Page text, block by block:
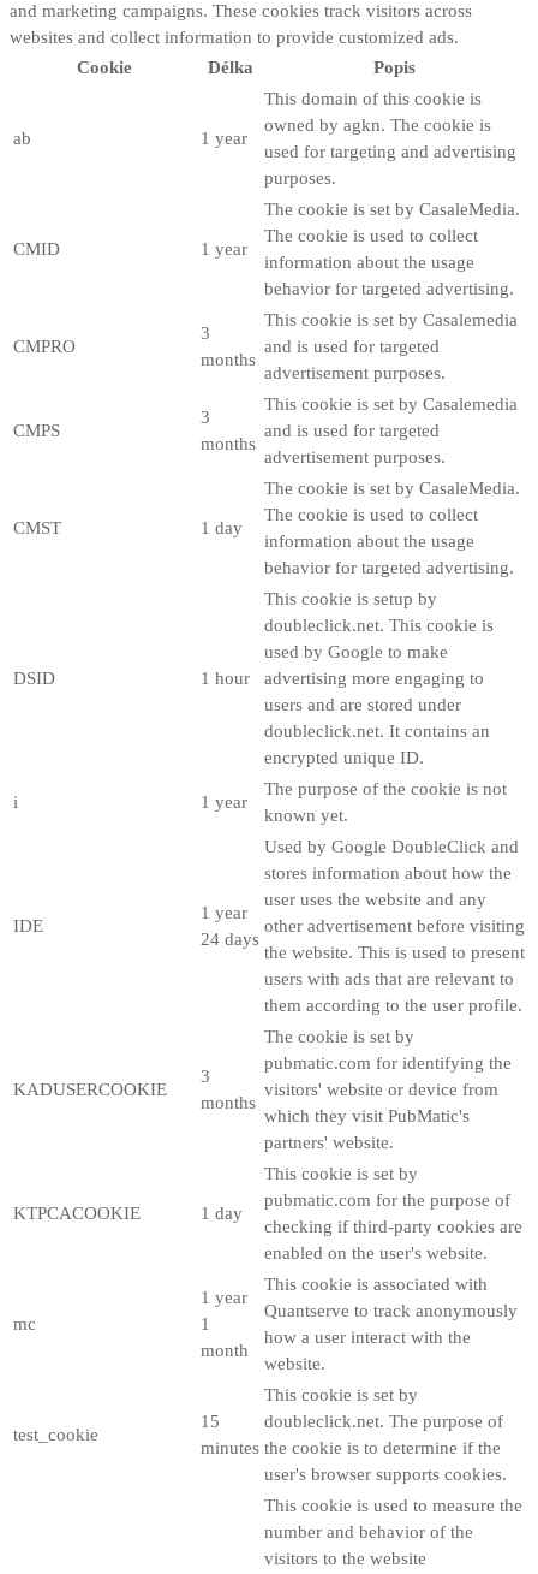
and marketing campaigns. These cookies track visitors across
websites and collect information to provide customized ads.
Cookie
Délka Popis
ab 1 year
This domain of this cookie is
owned by agkn. The cookie is
used for targeting and advertising
purposes.
CMID 1 year
The cookie is set by CasaleMedia.
The cookie is used to collect
information about the usage
behavior for targeted advertising.
CMPRO
3
months
This cookie is set by Casalemedia
and is used for targeted
advertisement purposes.
CMPS
3
months
This cookie is set by Casalemedia
and is used for targeted
advertisement purposes.
CMST 1 day
The cookie is set by CasaleMedia.
The cookie is used to collect
information about the usage
behavior for targeted advertising.
DSID 1 hour
This cookie is setup by
doubleclick.net. This cookie is
used by Google to make
advertising more engaging to
users and are stored under
doubleclick.net. It contains an
encrypted unique ID.
i 1 year
The purpose of the cookie is not
known yet.
IDE
1 year
24 days
Used by Google DoubleClick and
stores information about how the
user uses the website and any
other advertisement before visiting
the website. This is used to present
users with ads that are relevant to
them according to the user profile.
KADUSERCOOKIE
3
months
The cookie is set by
pubmatic.com for identifying the
visitors' website or device from
which they visit PubMatic's
partners' website.
KTPCACOOKIE 1 day
This cookie is set by
pubmatic.com for the purpose of
checking if third-party cookies are
enabled on the user's website.
mc
1 year
1
month
This cookie is associated with
Quantserve to track anonymously
how a user interact with the
website.
test_cookie
15
minutes
This cookie is set by
doubleclick.net. The purpose of
the cookie is to determine if the
user's browser supports cookies.
This cookie is used to measure the
number and behavior of the
visitors to the website